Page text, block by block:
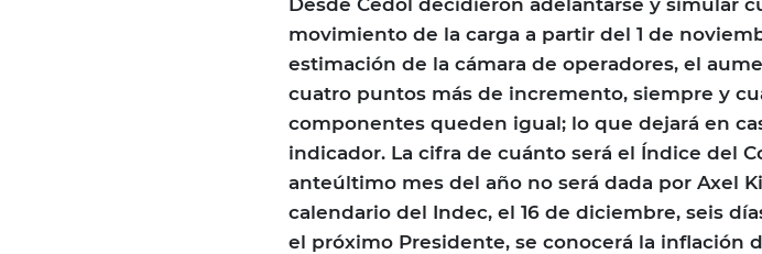
movimiento de la carga a partir del 1 de
estimación de la cámara de operadores, el
cuatro puntos más de incremento, siempre y
componentes queden igual; lo que dejará en
indicador. La cifra de cuánto será el Índice del
anteúltimo mes del año no será dada por Axel
calendario del Indec, el 16 de diciembre, seis
el próximo Presidente, se conocerá la inflación